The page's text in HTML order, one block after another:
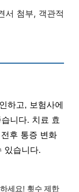
서 첨부, 객관적
하고, 보험사에
니다. 치료 효
후 통증 변화
있습니다.
세요! 횟수 제한